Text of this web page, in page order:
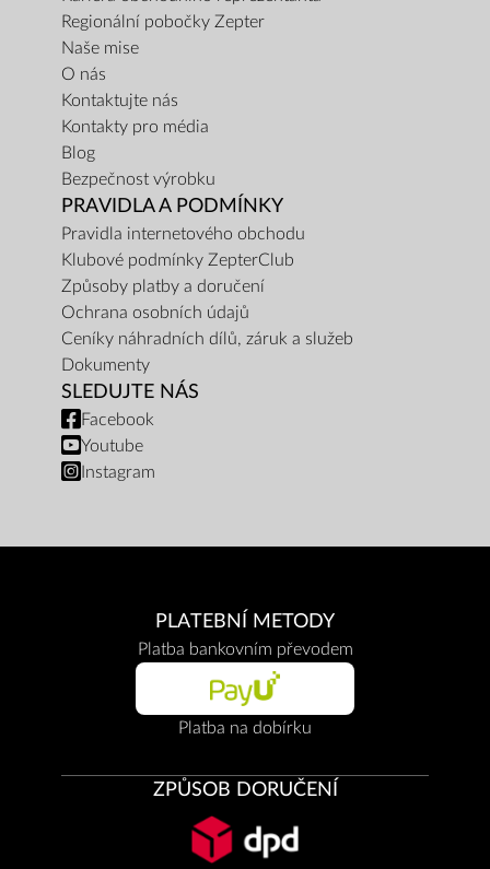
Regionální pobočky Zepter
Naše mise
O nás
Kontaktujte nás
Kontakty pro média
Blog
Bezpečnost výrobku
PRAVIDLA A PODMÍNKY
Pravidla internetového obchodu
Klubové podmínky ZepterClub
Způsoby platby a doručení
Ochrana osobních údajů
Ceníky náhradních dílů, záruk a služeb
Dokumenty
SLEDUJTE NÁS
Facebook
Youtube
Instagram
PLATEBNÍ METODY
Platba bankovním převodem
Platba na dobírku
ZPŮSOB DORUČENÍ